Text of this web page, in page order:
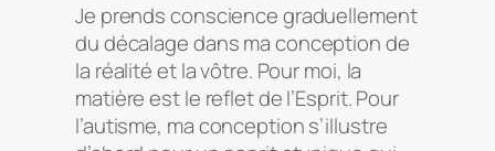
Je prends conscience graduellement
du décalage dans ma conception de
la réalité et la vôtre. Pour moi, la
matière est le reflet de l’Esprit. Pour
l’autisme, ma conception s’illustre